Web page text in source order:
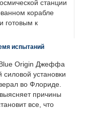
станции
корабле
готовым к
испытаний
Blue Origin Джеффа
установки
во Флориде.
причины
все, что